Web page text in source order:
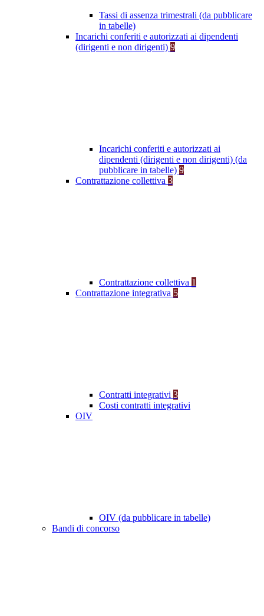
Tassi di assenza trimestrali (da pubblicare
in tabelle)
Incarichi conferiti e autorizzati ai dipendenti
(dirigenti e non dirigenti) 9
Incarichi conferiti e autorizzati ai
dipendenti (dirigenti e non dirigenti) (da
pubblicare in tabelle) 9
Contrattazione collettiva 3
Contrattazione collettiva 1
Contrattazione integrativa 5
Contratti integrativi 3
Costi contratti integrativi
OIV
OIV (da pubblicare in tabelle)
Bandi di concorso